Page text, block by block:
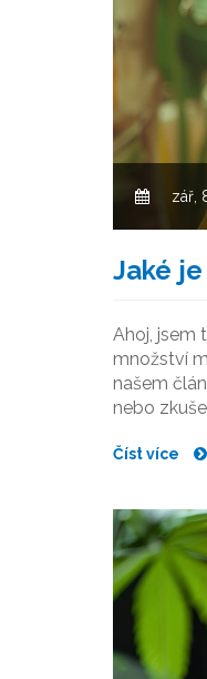
zář,
Jaké
Ahoj, jsem
množství
našem
nebo
Číst více